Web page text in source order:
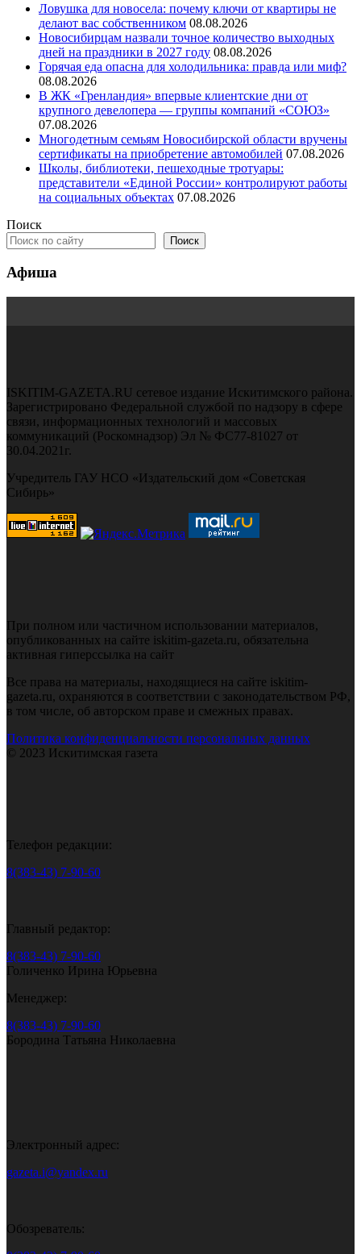
Ловушка для новосела: почему ключи от квартиры не
делают вас собственником 08.08.2026
Новосибирцам назвали точное количество выходных
дней на праздники в 2027 году 08.08.2026
Горячая еда опасна для холодильника: правда или миф?
08.08.2026
В ЖК «Гренландия» впервые клиентские дни от
крупного девелопера — группы компаний «СОЮЗ»
07.08.2026
Многодетным семьям Новосибирской области вручены
сертификаты на приобретение автомобилей 07.08.2026
Школы, библиотеки, пешеходные тротуары:
представители «Единой России» контролируют работы
на социальных объектах 07.08.2026
Поиск
Поиск
Афиша
ISKITIM-GAZETA.RU сетевое издание Искитимского района.
Зарегистрировано Федеральной службой по надзору в сфере
связи, информационных технологий и массовых
коммуникаций (Роскомнадзор) Эл № ФС77-81027 от
30.04.2021г.
Учредитель ГАУ НСО «Издательский дом «Советская
Сибирь»
При полном или частичном использовании материалов,
опубликованных на сайте iskitim-gazeta.ru, обязательна
активная гиперссылка на сайт
Все права на материалы, находящиеся на сайте iskitim-
gazeta.ru, охраняются в соответствии с законодательством РФ,
в том числе, об авторском праве и смежных правах.
Политика конфиденциальности персональных данных
© 2023 Искитимская газета
Телефон редакции:
8(383-43) 7-90-60
Главный редактор:
8(383-43) 7-90-60
Голиченко Ирина Юрьевна
Менеджер:
8(383-43) 7-90-60
Бородина Татьяна Николаевна
Электронный адрес:
gazeta.i@yandex.ru
Обозреватель: